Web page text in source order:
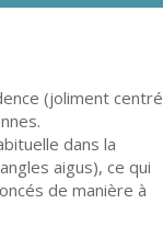
(joliment centré
dans la
aigus), ce qui
de manière à